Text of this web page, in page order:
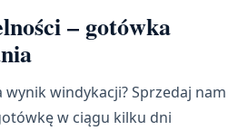
– gotówka
wynik windykacji? Sprzedaj nam
w ciągu kilku dni